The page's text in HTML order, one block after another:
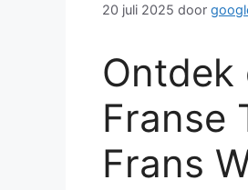
20 juli 2025 door
Ontdek
Franse
Frans